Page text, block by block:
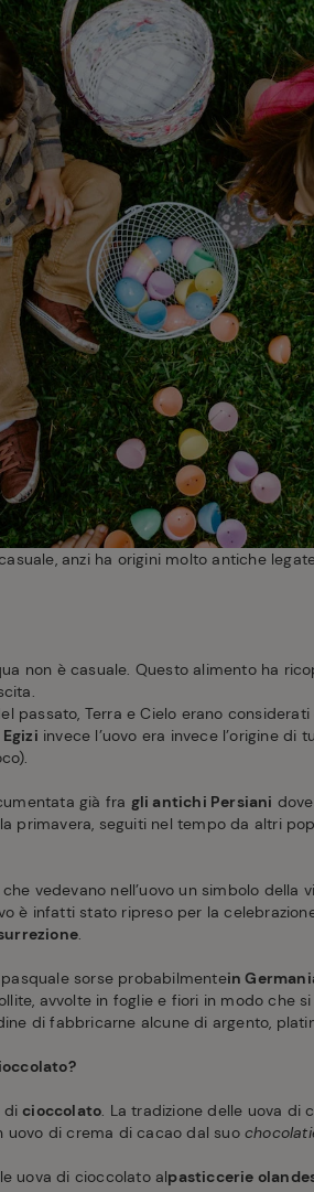
anzi ha origini molto antiche
non è casuale. Questo alimento ha
passato, Terra e Cielo erano
invece l’uovo era invece l’origine
già fra gli antichi Persiani
primavera, seguiti nel tempo da altri
vedevano nell’uovo un simbolo della
è infatti stato ripreso per la
.
sorse probabilmentein
avvolte in foglie e fiori in modo che
di fabbricarne alcune di argento,
dicioccolato. La tradizione delle uova di
uovo di crema di cacao dal suo
uova di cioccolato alpasticcerie